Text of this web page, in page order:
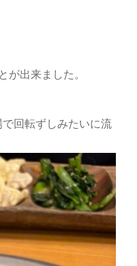
が出来ました。
回転ずしみたいに流